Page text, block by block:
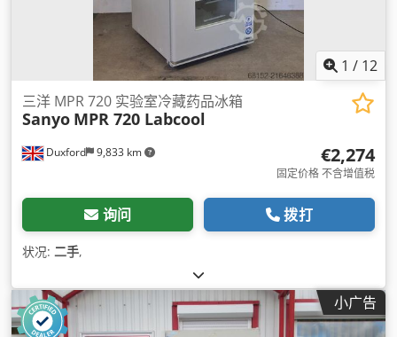
1 / 12
Duxford 9,833 km
三洋 MPR 720 实验室冷藏药品冰箱
Sanyo MPR 720 Labcool
€2,274
固定价格 不含增值税
询问 拨打
状况: 二手,
小广告